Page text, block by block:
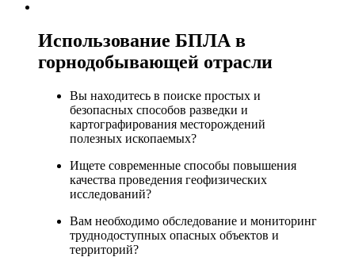
Использование БПЛА в
горнодобывающей отрасли
Вы находитесь в поиске простых и
безопасных способов разведки и
картографирования месторождений
полезных ископаемых?
Ищете современные способы повышения
качества проведения геофизических
исследований?
Вам необходимо обследование и мониторинг
труднодоступных опасных объектов и
территорий?